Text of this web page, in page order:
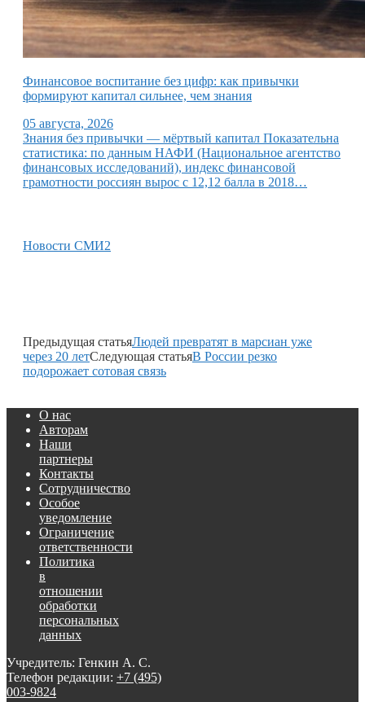
Финансовое воспитание без цифр: как привычки
формируют капитал сильнее, чем знания
05 августа, 2026
Знания без привычки — мёртвый капитал Показательна
статистика: по данным НАФИ (Национальное агентство
финансовых исследований), индекс финансовой
грамотности россиян вырос с 12,12 балла в 2018…
Новости СМИ2
Предыдущая статьяЛюдей превратят в марсиан уже
через 20 летСледующая статьяВ России резко
подорожает сотовая связь
О нас
Авторам
Наши
партнеры
Контакты
Сотрудничество
Особое
уведомление
Ограничение
ответственности
Политика
в
отношении
обработки
персональных
данных
Учредитель: Генкин А. С.
Телефон редакции: +7 (495)
003-9824